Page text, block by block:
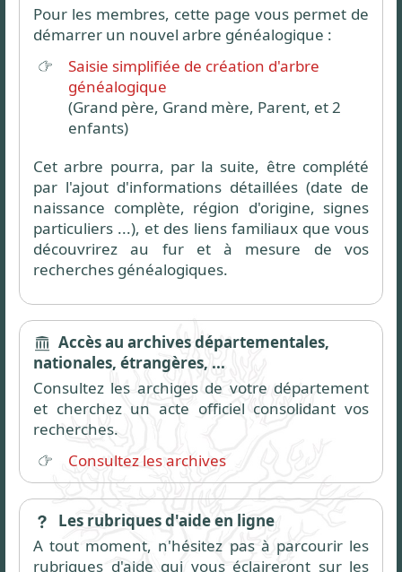
Pour les membres, cette page vous permet de
démarrer un nouvel arbre généalogique :
Saisie simplifiée de création d'arbre
généalogique
(Grand père, Grand mère, Parent, et 2
enfants)
Cet arbre pourra, par la suite, être complété
par l'ajout d'informations détaillées (date de
naissance complète, région d'origine, signes
particuliers ...), et des liens familiaux que vous
découvrirez au fur et à mesure de vos
recherches généalogiques.
Accès au archives départementales,
nationales, étrangères, ...
Consultez les archiges de votre département
et cherchez un acte officiel consolidant vos
recherches.
Consultez les archives
Les rubriques d'aide en ligne
A tout moment, n'hésitez pas à parcourir les
rubriques d'aide qui vous éclaireront sur les